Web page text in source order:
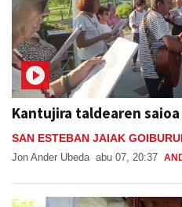
Kantujira taldearen
SAN ESTEBAN JAIAK
Jon Ander Ubeda abu 07, 20:37